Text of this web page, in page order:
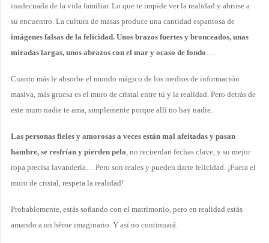
inadecuada de la vida familiar. Lo que te impide ver la realidad y abrirse a
su encuentro. La cultura de masas produce una cantidad espantosa de
imágenes falsas de la felicidad. Unos brazos fuertes y bronceados, unas
miradas largas, unos abrazos con el mar y ocaso de fondo…
Cuanto más le absorbe el mundo mágico de los medios de información
masiva, más gruesa es el muro de cristal entre tú y la realidad. Pero detrás de
este muro nadie te ama, simplemente porque allí no hay nadie.
Las personas fieles y amorosas a veces están mal afeitadas y pasan
hambre, se resfrían y pierden pelo, no recuerdan fechas clave, y su mejor
ropa precisa lavandería… Pero son reales y pueden darte felicidad. ¡Fuera el
muro de cristal, respeta la realidad!
Probablemente, estás soñando con el matrimonio, pero en realidad estás
amando a un héroe imaginario. Y así no continuará.